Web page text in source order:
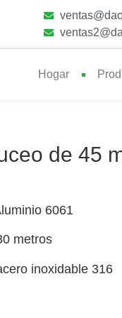
Hogar
de 45
6061
metros
inoxidable 316